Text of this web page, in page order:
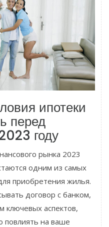
ипотеки
перед
году
рынка 2023
одним из самых
приобретения жилья.
договор с банком,
ключевых аспектов,
повлиять на ваше